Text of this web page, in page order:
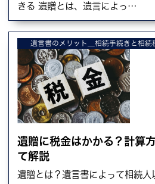
きる 遺贈とは、遺言によっ…
遺言書のメリット＿相続手続きと相続
遺贈に税金はかかる？計算
て解説
遺贈とは？遺言書によって相続